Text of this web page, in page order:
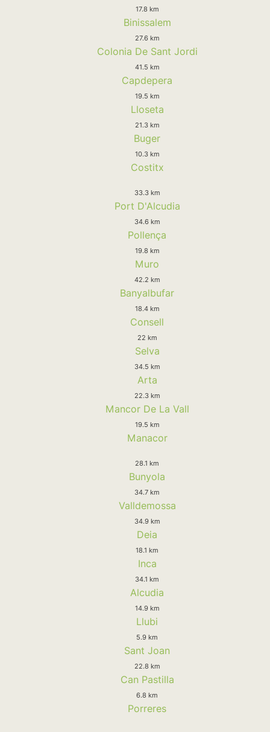
17.8 km
Binissalem
27.6 km
Colonia De Sant Jordi
41.5 km
Capdepera
19.5 km
Lloseta
21.3 km
Buger
10.3 km
Costitx
33.3 km
Port D'Alcudia
34.6 km
Pollença
19.8 km
Muro
42.2 km
Banyalbufar
18.4 km
Consell
22 km
Selva
34.5 km
Arta
22.3 km
Mancor De La Vall
19.5 km
Manacor
28.1 km
Bunyola
34.7 km
Valldemossa
34.9 km
Deia
18.1 km
Inca
34.1 km
Alcudia
14.9 km
Llubi
5.9 km
Sant Joan
22.8 km
Can Pastilla
6.8 km
Porreres